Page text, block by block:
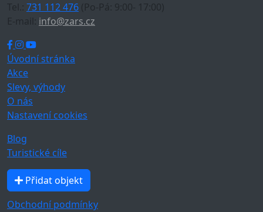
Tel.: 731 112 476 (Po-Pá: 9:00- 17:00)
E-mail: info@zars.cz
Úvodní stránka
Akce
Slevy, výhody
O nás
Nastavení cookies
Blog
Turistické cíle
Přidat objekt
Obchodní podmínky